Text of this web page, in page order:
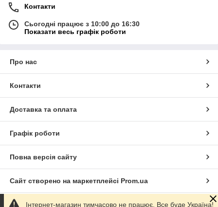
Контакти
Сьогодні працює з 10:00 до 16:30
Показати весь графік роботи
Про нас
Контакти
Доставка та оплата
Графік роботи
Повна версія сайту
Сайт створено на маркетплейсі Prom.ua
Політика конфіденційності
Інтернет-магазин тимчасово не працює. Все буде Україна!